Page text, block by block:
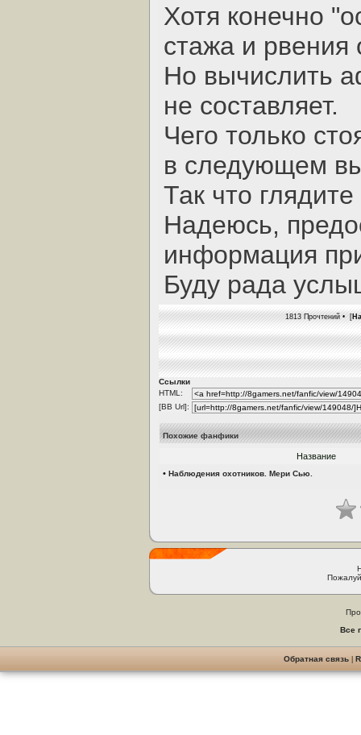
Хотя конечно
стажа и рвения
Но вычислить
не составляет.
Чего только
в следующем
Так что
Надеюсь,
информация
Буду рада
1813 Прочтений • [
Ссылки
HTML:
[BB Url]:
Похожие фанфики
Название
• Наблюдения охотников. Мери Сью.
Все
Обратная связь